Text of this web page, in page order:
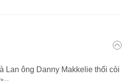
Lan ông Danny Makkelie thổi còi